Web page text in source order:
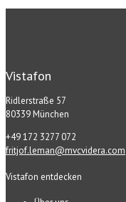
Vistafon
Ridlerstraße 57
80339 München
+49 172 3277 072
fritjof.leman@mvcvidera.com
Vistafon entdecken